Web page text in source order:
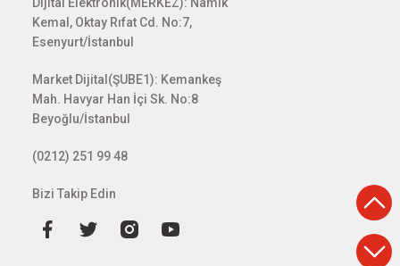
Kemal, Oktay Rıfat Cd. No:7,
Esenyurt/İstanbul
Market Dijital(ŞUBE1): Kemankeş
Mah. Havyar Han İçi Sk. No:8
Beyoğlu/İstanbul
(0212) 251 99 48
Bizi Takip Edin